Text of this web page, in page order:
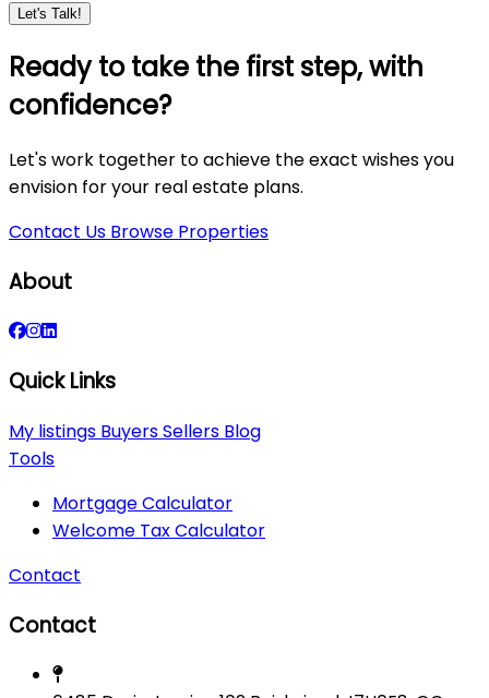
Let's Talk!
Ready to take the first step, with
confidence?
Let's work together to achieve the exact wishes you
envision for your real estate plans.
Contact Us Browse Properties
About
Quick Links
My listings BuyersSellers Blog
Tools
Mortgage Calculator
Welcome Tax Calculator
Contact
Contact